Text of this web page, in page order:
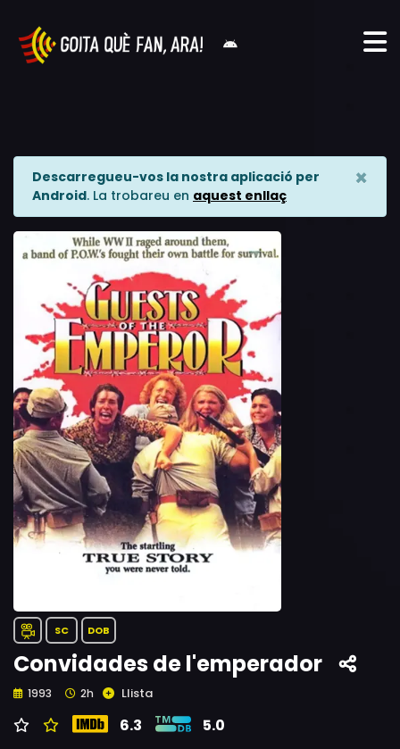
Descarregueu-vos la nostra aplicació per
Android. La trobareu en aquest enllaç
×
SC DOB
Convidades de l'emperador
1993 2h Llista
6.3 5.0